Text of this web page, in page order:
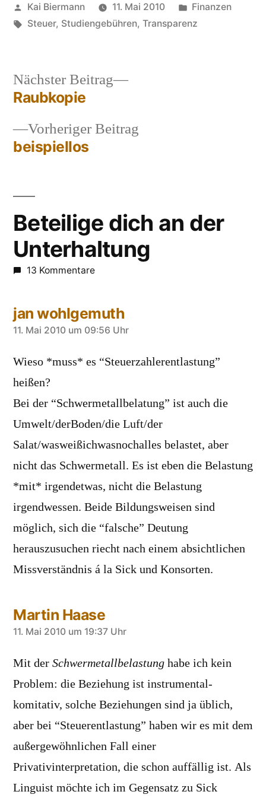
Veröffentlicht
von
Kai Biermann 11. Mai 2010
Veröffentlicht
in
Finanzen
Schlagwörter:
Steuer, Studiengebühren, Transparenz
Beitragsnavigation
Vorheriger Beitrag
beispiellos
Nächster Beitrag
Nächster
Raubkopie
Beteilige dich an der
Unterhaltung
13 Kommentare
jan wohlgemuth
sagt:
11. Mai 2010 um 09:56 Uhr
Wieso *muss* es “Steuerzahlerentlastung”
heißen?
Bei der “Schwermetallbelatung” ist auch die
Umwelt/derBoden/die Luft/der
Salat/wasweißichwasnochalles belastet, aber
nicht das Schwermetall. Es ist eben die Belastung
*mit* irgendetwas, nicht die Belastung
irgendwessen. Beide Bildungsweisen sind
möglich, sich die “falsche” Deutung
herauszusuchen riecht nach einem absichtlichen
Missverständnis á la Sick und Konsorten.
Martin Haase
sagt:
11. Mai 2010 um 19:37 Uhr
Mit der Schwermetallbelastung habe ich kein
Problem: die Beziehung ist instrumental-
komitativ, solche Beziehungen sind ja üblich,
aber bei “Steuerentlastung” haben wir es mit dem
außergewöhnlichen Fall einer
Privativinterpretation, die schon auffällig ist. Als
Linguist möchte ich im Gegensatz zu Sick